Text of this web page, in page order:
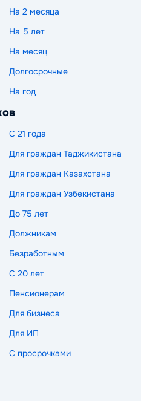
На 2 месяца
На 5 лет
На месяц
Долгосрочные
На год
С 21 года
Для граждан Таджикистана
Для граждан Казахстана
Для граждан Узбекистана
До 75 лет
Должникам
Безработным
С 20 лет
Пенсионерам
Для бизнеса
Для ИП
С просрочками